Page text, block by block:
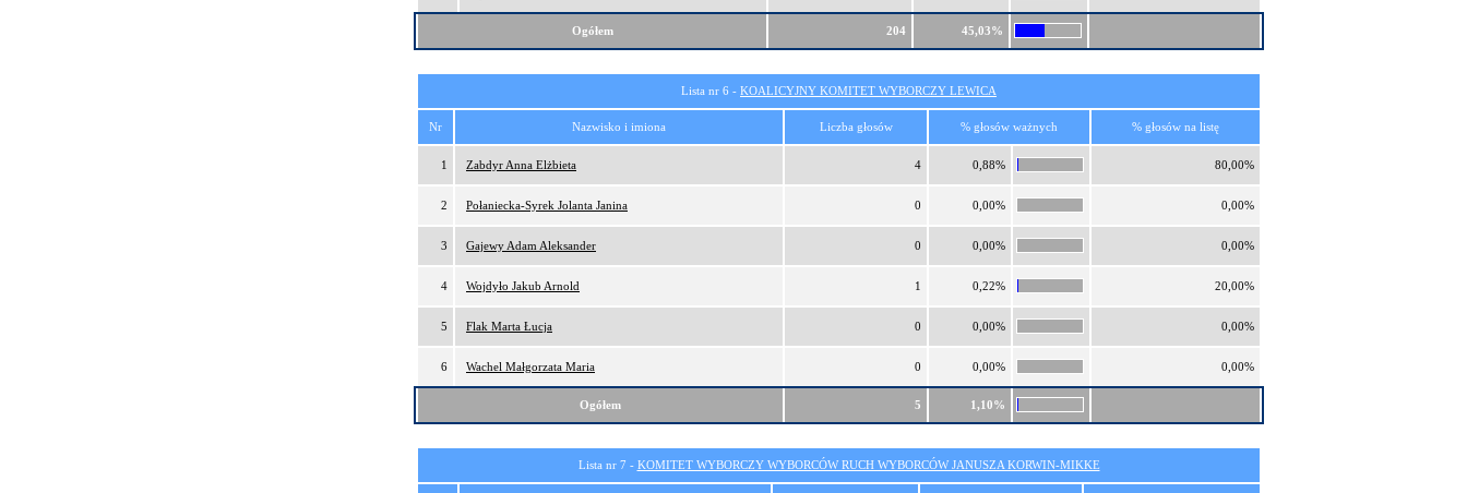
Ogółem 204 45,03%
Lista nr 6 - KOALICYJNY KOMITET WYBORCZY LEWICA
Nr Nazwisko i imiona Liczba głosów % głosów ważnych % głosów na listę
1 Zabdyr Anna Elżbieta 4 0,88% 80,00%
2 Połaniecka-Syrek Jolanta Janina 0 0,00% 0,00%
3 Gajewy Adam Aleksander 0 0,00% 0,00%
4 Wojdyło Jakub Arnold 1 0,22% 20,00%
5 Flak Marta Łucja 0 0,00% 0,00%
6 Wachel Małgorzata Maria 0 0,00% 0,00%
Ogółem 5 1,10%
Lista nr 7 - KOMITET WYBORCZY WYBORCÓW RUCH WYBORCÓW JANUSZA KORWIN-MIKKE